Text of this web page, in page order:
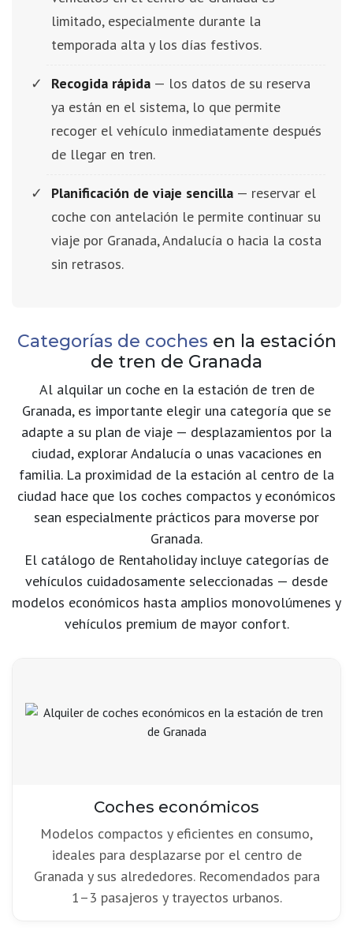
limitado, especialmente durante la
temporada alta y los días festivos.
Recogida rápida — los datos de su reserva
ya están en el sistema, lo que permite
recoger el vehículo inmediatamente después
de llegar en tren.
Planificación de viaje sencilla — reservar el
coche con antelación le permite continuar su
viaje por Granada, Andalucía o hacia la costa
sin retrasos.
Categorías de coches en la estación
de tren de Granada
Al alquilar un coche en la estación de tren de
Granada, es importante elegir una categoría que se
adapte a su plan de viaje — desplazamientos por la
ciudad, explorar Andalucía o unas vacaciones en
familia. La proximidad de la estación al centro de la
ciudad hace que los coches compactos y económicos
sean especialmente prácticos para moverse por
Granada.
El catálogo de Rentaholiday incluye categorías de
vehículos cuidadosamente seleccionadas — desde
modelos económicos hasta amplios monovolúmenes y
vehículos premium de mayor confort.
Coches económicos
Modelos compactos y eficientes en consumo,
ideales para desplazarse por el centro de
Granada y sus alrededores. Recomendados para
1–3 pasajeros y trayectos urbanos.